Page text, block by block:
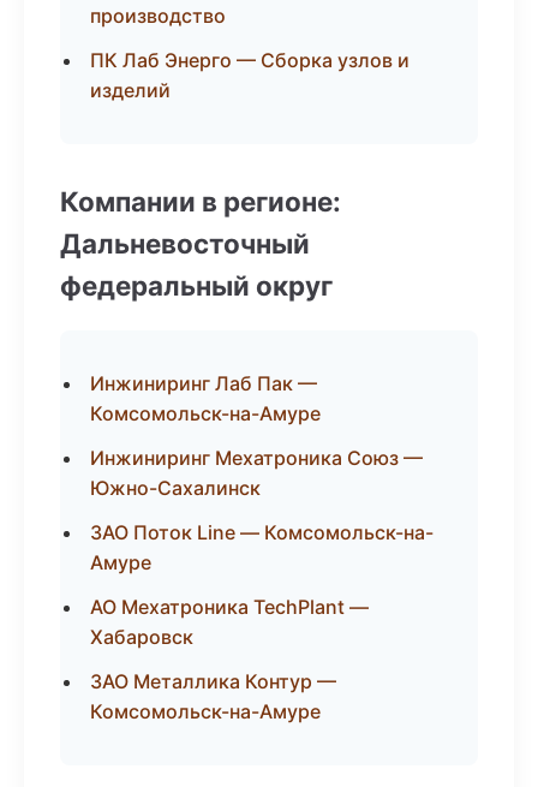
производство
ПК Лаб Энерго — Сборка узлов и
изделий
Компании в регионе:
Дальневосточный
федеральный округ
Инжиниринг Лаб Пак —
Комсомольск-на-Амуре
Инжиниринг Мехатроника Союз —
Южно-Сахалинск
ЗАО Поток Line — Комсомольск-на-
Амуре
АО Мехатроника TechPlant —
Хабаровск
ЗАО Металлика Контур —
Комсомольск-на-Амуре